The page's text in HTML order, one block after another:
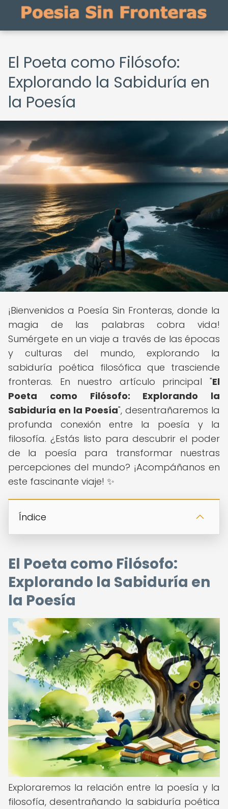
El Poeta como Filósofo:
Explorando la Sabiduría en
la Poesía
¡Bienvenidos a Poesía Sin Fronteras, donde la
magia de las palabras cobra vida!
Sumérgete en un viaje a través de las épocas
y culturas del mundo, explorando la
sabiduría poética filosófica que trasciende
fronteras. En nuestro artículo principal "El
Poeta como Filósofo: Explorando la
Sabiduría en la Poesía", desentrañaremos la
profunda conexión entre la poesía y la
filosofía. ¿Estás listo para descubrir el poder
de la poesía para transformar nuestras
percepciones del mundo? ¡Acompáñanos en
este fascinante viaje! ✨
Índice
El Poeta como Filósofo:
Explorando la Sabiduría en
la Poesía
Exploraremos la relación entre la poesía y la
filosofía, desentrañando la sabiduría poética